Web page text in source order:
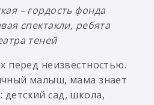
– гордость фонда
спектакли, ребята
теней
перед неизвестностью.
малыш, мама знает
сад, школа,